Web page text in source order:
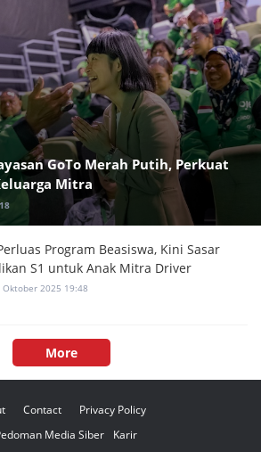
GoTo Merah Putih, Perkuat
Mitra
Program Beasiswa, Kini Sasar
S1 untuk Anak Mitra Driver
Oktober 2025 19:48
More
Contact
Privacy Policy
Media Siber
Karir